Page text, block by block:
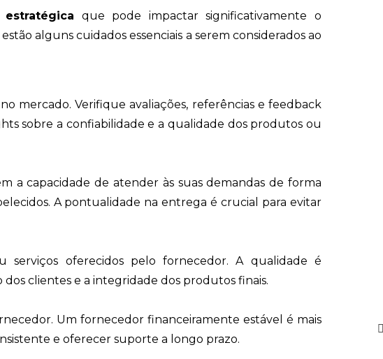
estratégica que pode impactar significativamente o
alguns cuidados essenciais a serem considerados ao
mercado. Verifique avaliações, referências e feedback
sobre a confiabilidade e a qualidade dos produtos ou
a capacidade de atender às suas demandas de forma
A pontualidade na entrega é crucial para evitar
serviços oferecidos pelo fornecedor. A qualidade é
clientes e a integridade dos produtos finais.
Um fornecedor financeiramente estável é mais
e oferecer suporte a longo prazo.